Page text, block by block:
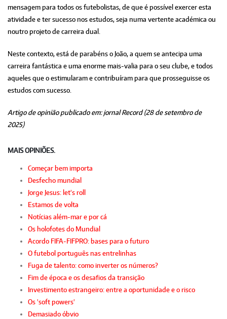
mensagem para todos os futebolistas, de que é possível exercer esta
atividade e ter sucesso nos estudos, seja numa vertente académica ou
noutro projeto de carreira dual.
Neste contexto, está de parabéns o João, a quem se antecipa uma
carreira fantástica e uma enorme mais-valia para o seu clube, e todos
aqueles que o estimularam e contribuíram para que prosseguisse os
estudos com sucesso.
Artigo de opinião publicado em: jornal Record (28 de setembro de
2025)
MAIS OPINIÕES.
Começar bem importa
Desfecho mundial
Jorge Jesus: let's roll
Estamos de volta
Notícias além-mar e por cá
Os holofotes do Mundial
Acordo FIFA-FIFPRO: bases para o futuro
O futebol português nas entrelinhas
Fuga de talento: como inverter os números?
Fim de época e os desafios da transição
Investimento estrangeiro: entre a oportunidade e o risco
Os 'soft powers'
Demasiado óbvio